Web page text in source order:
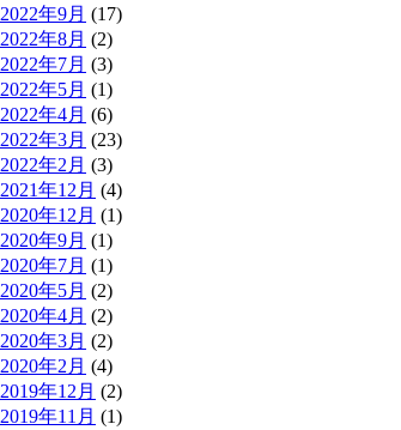
2022年9月 (17)
2022年8月 (2)
2022年7月 (3)
2022年5月 (1)
2022年4月 (6)
2022年3月 (23)
2022年2月 (3)
2021年12月 (4)
2020年12月 (1)
2020年9月 (1)
2020年7月 (1)
2020年5月 (2)
2020年4月 (2)
2020年3月 (2)
2020年2月 (4)
2019年12月 (2)
2019年11月 (1)